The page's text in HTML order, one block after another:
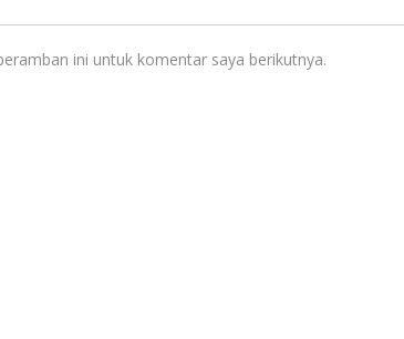
ini untuk komentar saya berikutnya.